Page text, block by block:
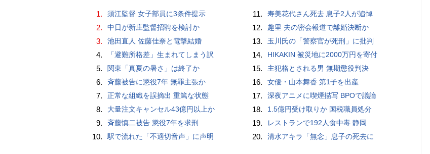
1. 須江監督 女子部員に3条件提示
2. 中日が新庄監督招聘を検討か
3. 池田直人 佐藤佳奈と電撃結婚
4. 「避難所格差」生まれてしまう訳
5. 関東「真夏の暑さ」は終了か
6. 斉藤被告に懲役7年 無罪主張か
7. 正常な組織を誤摘出 重篤な状態
8. 大量注文キャンセル43億円以上か
9. 斉藤慎二被告 懲役7年を求刑
10. 駅で流れた「不適切音声」に声明
11. 寿美花代さん死去 息子2人が追悼
12. 趣里 夫の密会報道で離婚決断か
13. 玉川氏の「警察官が死刑」に批判
14. HIKAKIN 被災地に2000万円を寄付
15. 主犯格とされる男 無期懲役判決
16. 女優・山本舞香 第1子を出産
17. 深夜アニメに喫煙描写 BPOで議論
18. 1.5億円受け取りか 国税職員処分
19. レストランで192人食中毒 静岡
20. 清水アキラ「無念」息子の死去に